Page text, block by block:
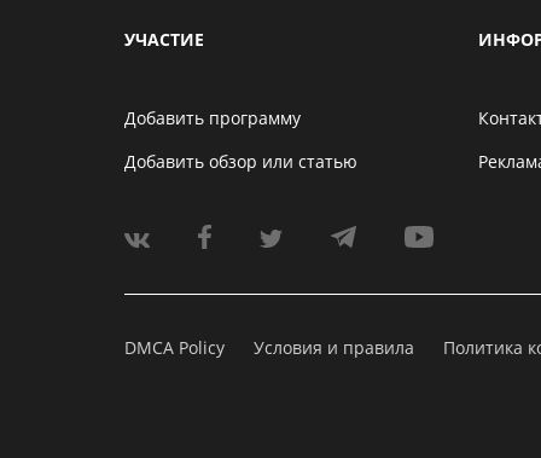
УЧАСТИЕ
Добавить программу
Добавить обзор или статью
DMCA Policy Условия и правила Политика